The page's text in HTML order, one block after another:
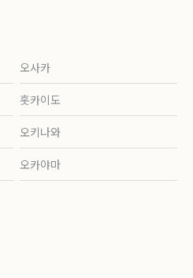
오사카
홋카이도
오키나와
오카야마